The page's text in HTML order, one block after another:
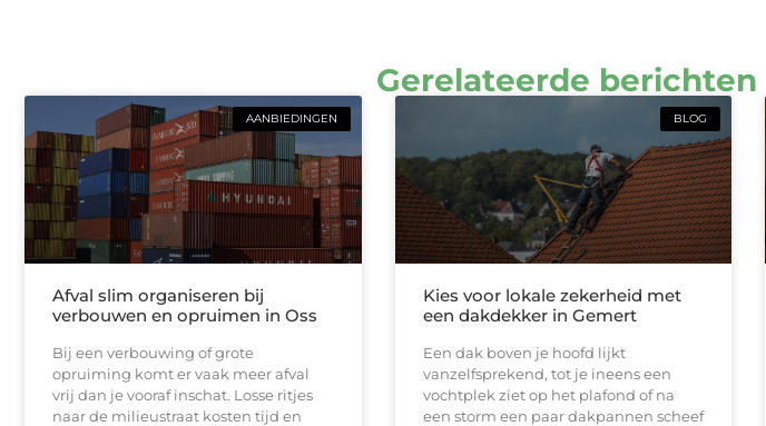
Gerelateerde berichten
AANBIEDINGEN
Afval slim organiseren bij
verbouwen en opruimen in Oss
Bij een verbouwing of grote
opruiming komt er vaak meer afval
vrij dan je vooraf inschat. Losse ritjes
naar de milieustraat kosten tijd en
BLOG
Kies voor lokale zekerheid met
een dakdekker in Gemert
Een dak boven je hoofd lijkt
vanzelfsprekend, tot je ineens een
vochtplek ziet op het plafond of na
een storm een paar dakpannen scheef